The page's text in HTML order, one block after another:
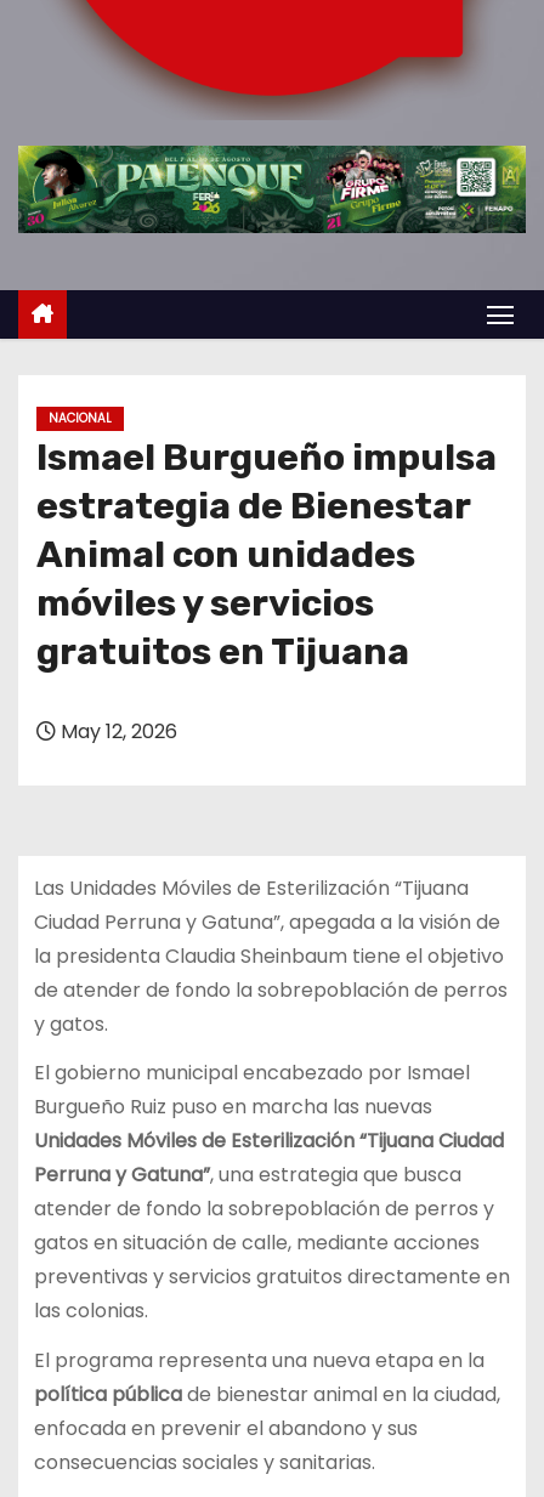
NACIONAL
Ismael Burgueño impulsa
estrategia de Bienestar
Animal con unidades
móviles y servicios
gratuitos en Tijuana
May 12, 2026
Las Unidades Móviles de Esterilización “Tijuana
Ciudad Perruna y Gatuna”, apegada a la visión de
la presidenta Claudia Sheinbaum tiene el objetivo
de atender de fondo la sobrepoblación de perros
y gatos.
El gobierno municipal encabezado por Ismael
Burgueño Ruiz puso en marcha las nuevas
Unidades Móviles de Esterilización“Tijuana Ciudad
Perruna y Gatuna”, una estrategia que busca
atender de fondo la sobrepoblación de perros y
gatos en situación de calle, mediante acciones
preventivas y servicios gratuitos directamente en
las colonias.
El programa representa una nueva etapa en la
política públicade bienestar animal en la ciudad,
enfocada en prevenir el abandono y sus
consecuencias sociales y sanitarias.